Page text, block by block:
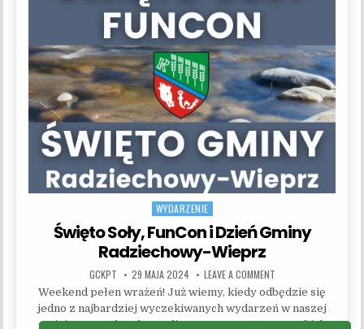
Posted in
WYDARZENIE
Święto Soły, FunCon i Dzień Gminy
Radziechowy-Wieprz
AUTHOR:
GCKPT PUBLISHED DATE:
29 MAJA 2024 LEAVE A COMMENTON ŚWIĘTO SOŁY,
Weekend pełen wrażeń! Już wiemy, kiedy odbędzie się
jedno z najbardziej wyczekiwanych wydarzeń w naszej
gminie! W weekend 13-14 lipca zapraszamy wszystkich